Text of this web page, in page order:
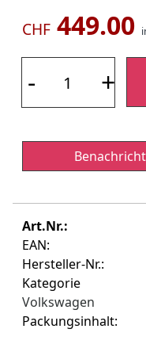
CHF 449.00
- +
Art.Nr.:
EAN:
Hersteller-Nr.:
Kategorie
Volkswagen
Packungsinhalt: